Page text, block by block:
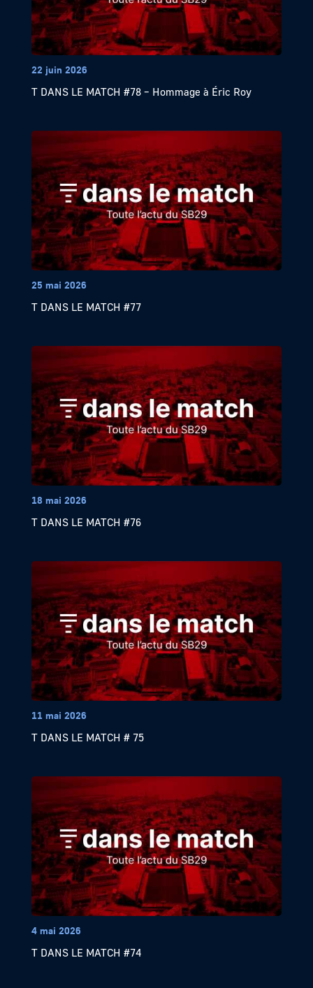
22 juin 2026
T DANS LE MATCH #78 – Hommage à Éric Roy
25 mai 2026
T DANS LE MATCH #77
18 mai 2026
T DANS LE MATCH #76
11 mai 2026
T DANS LE MATCH # 75
4 mai 2026
T DANS LE MATCH #74